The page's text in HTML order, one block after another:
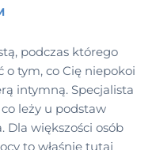
podczas którego
o tym, co Cię niepokoi
intymną. Specjalista
leży u podstaw
Dla większości osób
to właśnie tutaj